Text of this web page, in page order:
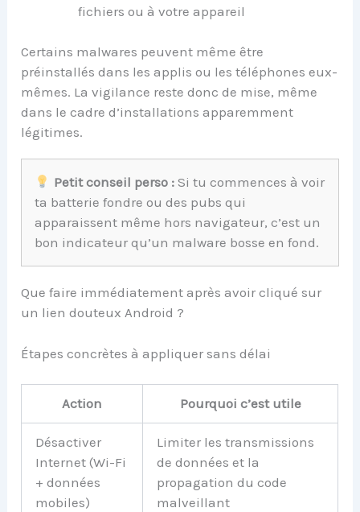
fichiers ou à votre appareil
Certains malwares peuvent même être
préinstallés dans les applis ou les téléphones eux-
mêmes. La vigilance reste donc de mise, même
dans le cadre d’installations apparemment
légitimes.
Petit conseil perso :Si tu commences à voir
ta batterie fondre ou des pubs qui
apparaissent même hors navigateur, c’est un
bon indicateur qu’un malware bosse en fond.
Que faire immédiatement après avoir cliqué sur
un lien douteux Android ?
Étapes concrètes à appliquer sans délai
Action Pourquoi c’est utile
Désactiver
Internet (Wi-Fi
+ données
mobiles)
Limiter les transmissions
de données et la
propagation du code
malveillant